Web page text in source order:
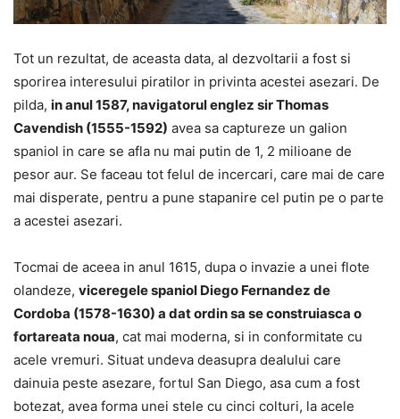
Tot un rezultat, de aceasta data, al dezvoltarii a fost si
sporirea interesului piratilor in privinta acestei asezari. De
pilda, in anul 1587, navigatorul englez sir Thomas
Cavendish (1555-1592) avea sa captureze un galion
spaniol in care se afla nu mai putin de 1, 2 milioane de
pesor aur. Se faceau tot felul de incercari, care mai de care
mai disperate, pentru a pune stapanire cel putin pe o parte
a acestei asezari.
Tocmai de aceea in anul 1615, dupa o invazie a unei flote
olandeze, viceregele spaniol Diego Fernandez de
Cordoba (1578-1630) a dat ordin sa se construiasca o
fortareata noua, cat mai moderna, si in conformitate cu
acele vremuri. Situat undeva deasupra dealului care
dainuia peste asezare, fortul San Diego, asa cum a fost
botezat, avea forma unei stele cu cinci colturi, la acele